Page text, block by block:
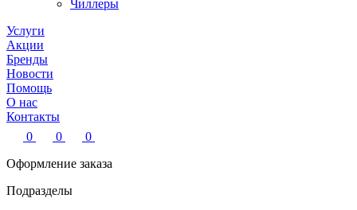
Чиллеры
Услуги
Акции
Бренды
Новости
Помощь
О нас
Контакты
0
0
0
Оформление заказа
Подразделы